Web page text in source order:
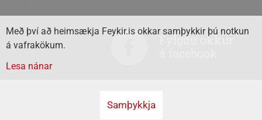
Fylgdu okkur
Með því að heimsækja Feykir.is okkar samþykkir þú notkun
á vafrakökum.
Lesa nánar
Samþykkja